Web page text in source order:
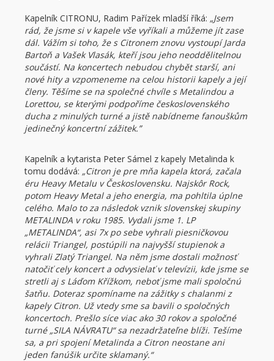
Kapelník CITRONU, Radim Pařízek mladší říká: „Jsem
rád, že jsme si v kapele vše vyříkali a můžeme jít zase
dál. Vážím si toho, že s Citronem znovu vystoupí Jarda
Bartoň a Vašek Vlasák, kteří jsou jeho neoddělitelnou
součástí. Na koncertech nebudou chybět starší, ani
nové hity a vzpomeneme na celou historii kapely a její
členy. Těšíme se na společné chvíle s Metalindou a
Lorettou, se kterými podpoříme československého
ducha z minulých turné a jistě nabídneme fanouškům
jedinečný koncertní zážitek.”
Kapelník a kytarista Peter Sámel z kapely Metalinda k
tomu dodává: „Citron je pre mňa kapela ktorá, začala
éru Heavy Metalu v Československu. Najskôr Rock,
potom Heavy Metal a jeho energia, ma pohltila úplne
celého. Malo to za následok vznik slovenskej skupiny
METALINDA v roku 1985. Vydali jsme 1. LP
„METALINDA“, asi 7x po sebe vyhrali piesničkovou
relácii Triangel, postúpili na najvyšší stupienok a
vyhrali Zlatý Triangel. Na něm jsme dostali možnosť
natočiť cely koncert a odvysielať v televízii, kde jsme se
stretli aj s Láďom Křížkom, neboť jsme mali spoločnú
šatňu. Doteraz spomíname na zážitky s chalanmi z
kapely Citron. Už vtedy sme sa bavili o spoločných
koncertoch. Prešlo síce viac ako 30 rokov a spoločné
turné „SILA NÁVRATU“ sa nezadržateľne blíži. Tešíme
sa, a pri spojení Metalinda a Citron neostane ani
jeden fanúšik určite sklamaný.“